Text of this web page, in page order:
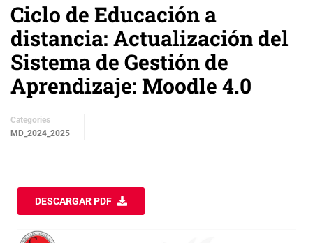
Ciclo de Educación a
distancia: Actualización del
Sistema de Gestión de
Aprendizaje: Moodle 4.0
Categories
MD_2024_2025
DESCARGAR PDF